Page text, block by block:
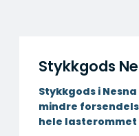
Stykkgods
Stykkgods i
mindre
hele